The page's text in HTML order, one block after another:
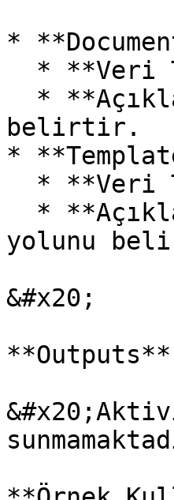
*
belirtir.
*
yolunu
&#x20;
**Outputs**